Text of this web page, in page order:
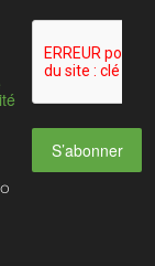
S’abonner